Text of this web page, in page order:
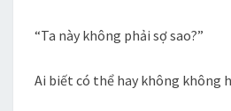
“Ta này không phải sợ sao?”
Ai biết có thể hay không không